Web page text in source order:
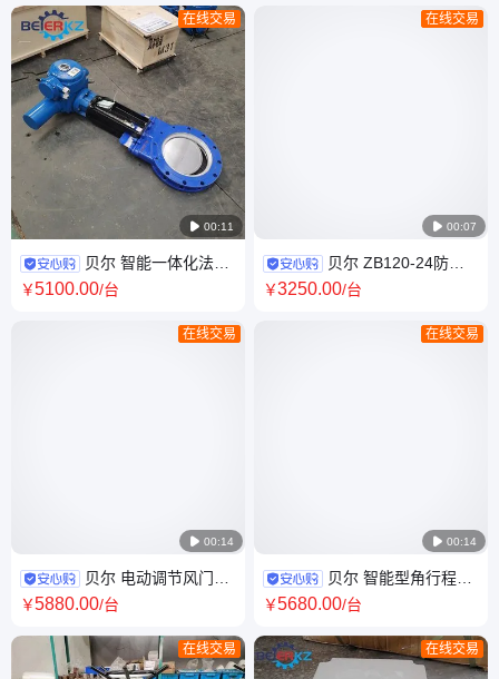
 00:11
在线交易
贝尔 智能一体化法兰
式电动耐磨排渣闸阀PZ941H-
￥5100.00/台
 00:14
在线交易
贝尔 电动调节风门执
行机构 17000NM调节型角行程
￥5880.00/台
在线交易
 00:07
在线交易
贝尔 ZB120-24防爆
开关型阀门电动装置1200NM
￥3250.00/台
 00:14
在线交易
贝尔 智能型角行程一
体化电动执行机构底座式拐臂
￥5680.00/台
在线交易